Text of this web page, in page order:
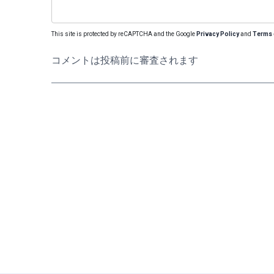
This site is protected by reCAPTCHA and the Google Privacy Policyand Terms
コメントは投稿前に審査されます